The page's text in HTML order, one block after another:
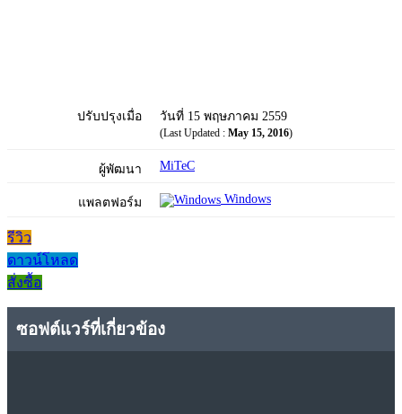
ปรับปรุงเมื่อ วันที่ 15 พฤษภาคม 2559
(Last Updated : May 15, 2016)
ผู้พัฒนา MiTeC
แพลตฟอร์ม Windows
รีวิว
ดาวน์โหลด
สั่งซื้อ
ซอฟต์แวร์ที่เกี่ยวข้อง